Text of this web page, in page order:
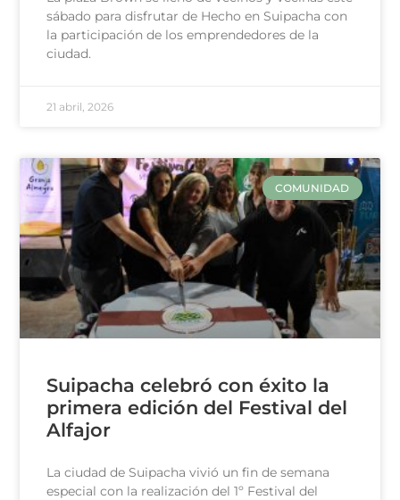
sábado para disfrutar de Hecho en Suipacha con
la participación de los emprendedores de la
ciudad.
21 abril, 2026
COMUNIDAD
Suipacha celebró con éxito la
primera edición del Festival del
Alfajor
La ciudad de Suipacha vivió un fin de semana
especial con la realización del 1º Festival del